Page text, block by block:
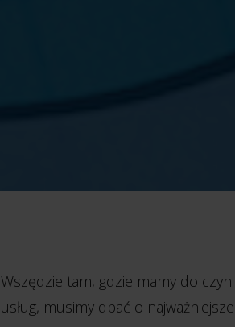
Wszędzie tam, gdzie mamy do
usług, musimy dbać o